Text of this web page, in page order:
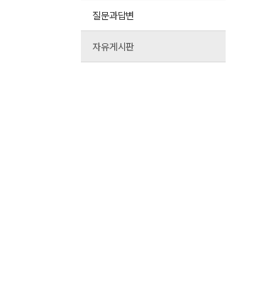
질문과답변
자유게시판